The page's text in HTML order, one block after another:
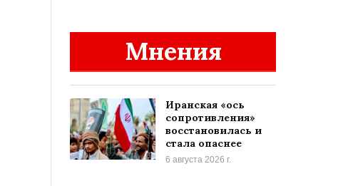
Мнения
Иранская «ось
сопротивления»
восстановилась и
стала опаснее
6 августа 2026 г.